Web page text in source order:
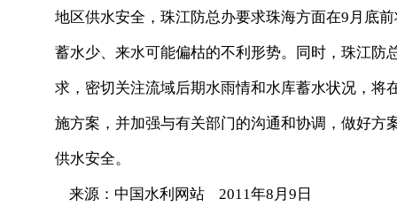
地区供水安全，珠江防总办要求珠海方面在9月底
蓄水少、来水可能偏枯的不利形势。同时，珠江
求，密切关注流域后期水雨情和水库蓄水状况，将
施方案，并加强与有关部门的沟通和协调，做好
供水安全。
来源：中国水利网站 2011年8月9日